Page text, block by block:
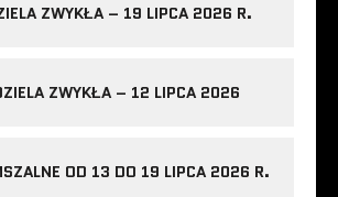
ZWYKŁA – 19 LIPCA 2026 R.
ZWYKŁA – 12 LIPCA 2026
OD 13 DO 19 LIPCA 2026 R.